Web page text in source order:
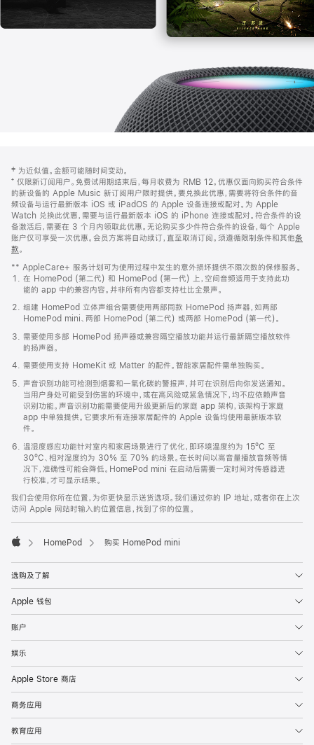
页
页
脚
注
‡ 为近似值。金额可能随时间变动。
⁺ 仅限新订阅用户。免费试用期结束后，每月收费为 RMB 12。优惠仅面向购买符合条件
的新设备的 Apple Music 新订阅用户限时提供。要兑换此优惠，需要将符合条件的音
频设备与运行最新版本 iOS 或 iPadOS 的 Apple 设备连接或配对。为 Apple
Watch 兑换此优惠，需要与运行最新版本 iOS 的 iPhone 连接或配对。符合条件的设
备激活后，需要在 3 个月内领取此优惠。无论购买多少件符合条件的设备，每个 Apple
账户仅可享受一次优惠。会员方案将自动续订，直至取消订阅。须遵循限制条件和其他条
款。
窗
口
中
打
开)
** AppleCare+ 服务计划可为使用过程中发生的意外损坏提供不限次数的保修服务。
在 HomePod (第二代) 和 HomePod (第一代) 上，空间音频适用于支持此功
能的 app 中的兼容内容。并非所有内容都支持杜比全景声。
组建 HomePod 立体声组合需要使用两部同款 HomePod 扬声器，如两部
HomePod mini、两部 HomePod (第二代) 或两部 HomePod (第一代)。
需要使用多部 HomePod 扬声器或兼容隔空播放功能并运行最新隔空播放软件
的扬声器。
需要使用支持 HomeKit 或 Matter 的配件。智能家居配件需单独购买。
声音识别功能可检测到烟雾和一氧化碳的警报声，并可在识别后向你发送通知。
当用户身处可能受到伤害的环境中，或在高风险或紧急情况下，均不应依赖声音
识别功能。声音识别功能需要使用升级更新后的家庭 app 架构，该架构于家庭
app 中单独提供。它要求所有连接家居配件的 Apple 设备均使用最新版本软
件。
温湿度感应功能针对室内和家居场景进行了优化，即环境温度约为 15ºC 至
30ºC、相对湿度约为 30% 至 70% 的场景。在长时间以高音量播放音频等情
况下，准确性可能会降低。HomePod mini 在启动后需要一定时间对传感器进
行校准，才可显示结果。
我们会使用你所在位置，为你更快显示送货选项。我们通过你的 IP 地址，或者你在上次
访问 Apple 网站时输入的位置信息，找到了你的位置。
HomePod 购买 HomePod mini
选购及了解
Apple 钱包
账户
娱乐
Apple Store 商店
商务应用
教育应用